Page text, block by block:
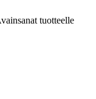
tuotteelle